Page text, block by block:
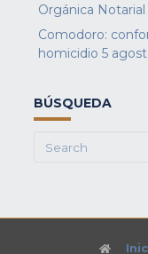
Orgánica Notarial
Comodoro:
homicidio 5
BÚSQUEDA
Search